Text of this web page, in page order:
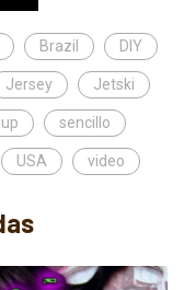
Brazil DIY
Jersey Jetski
sencillo
USA video